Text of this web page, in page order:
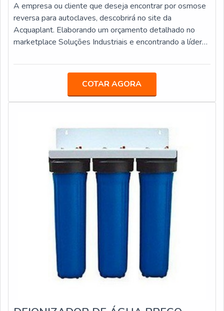
A empresa ou cliente que deseja encontrar por osmose
reversa para autoclaves, descobrirá no site da
Acquaplant. Elaborando um orçamento detalhado no
marketplace Soluções Industriais e encontrando a líder
sempre ser prestado por empresas especializadas no
segmento. Esse tipo de cuidado ajuda a garantir a
qualidade e assertividade do serviço, além de evitar
prejuízos com imprevistos e execuções mal elaboradas.
podem ser direcionados a outras áreas mais
importantes.DIFERENCIAIS IMPORTANTES DE
OSMOSE REVERSA PARA AUTOCLAVESQuem busca
por osmose reversa em uma empresa inovadora, acha a
Acquaplant. Com grande expressão de mercado quando
o assunto é mídias filtrantes e desincrustrantes para
caldeiras e torres de resfriamento, oferecendo sempre a
melhor opção para o cliente final.Sem perder o foco em
osmose reversa para autoclaves, deve-se ter a exatidão
em orçar com empresas que prezam por produtos e
serviços que tenham ótima qualidade e excelente custo-
benefício, detalhes primordiais que são deixados de lado
por muitas empresas que não focam na fidelização do
cliente.Existem muitas formas diferentes de demonstrar
motivos pelos quais a Acquaplant é líder quando precisar
COTAR AGORA